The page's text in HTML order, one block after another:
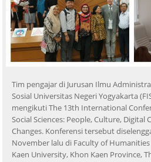
Tim pengajar di Jurusan Ilmu
Sosial Universitas Negeri Yogyakarta
mengikuti The 13th International
Social Sciences: People, Culture, Digital
Changes. Konferensi tersebut
November lalu di Faculty of Humanities
Kaen University, Khon Kaen Province,